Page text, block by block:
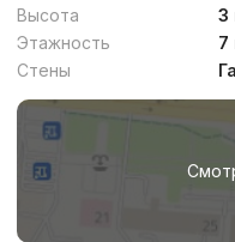
Высота
3
Этажность
7
Стены